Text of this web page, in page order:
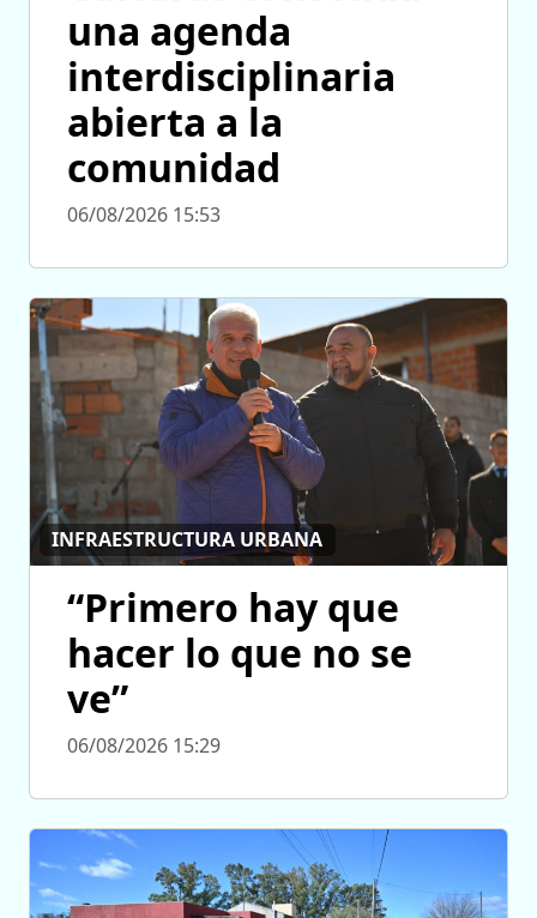
una agenda
interdisciplinaria
abierta a la
comunidad
06/08/2026 15:53
INFRAESTRUCTURA URBANA
“Primero hay que
hacer lo que no se
ve”
06/08/2026 15:29